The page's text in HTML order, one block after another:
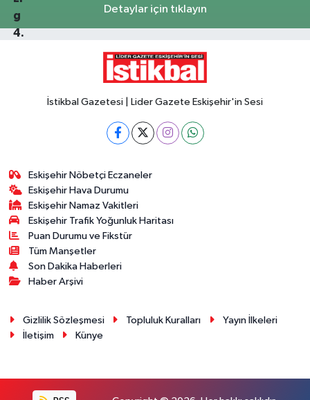
Detaylar için tıklayın
İstikbal Gazetesi | Lider Gazete Eskişehir'in Sesi
Eskişehir Nöbetçi Eczaneler
Eskişehir Hava Durumu
Eskişehir Namaz Vakitleri
Eskişehir Trafik Yoğunluk Haritası
Puan Durumu ve Fikstür
Tüm Manşetler
Son Dakika Haberleri
Haber Arşivi
Gizlilik Sözleşmesi Topluluk Kuralları
Yayın İlkeleri
İletişim
Künye